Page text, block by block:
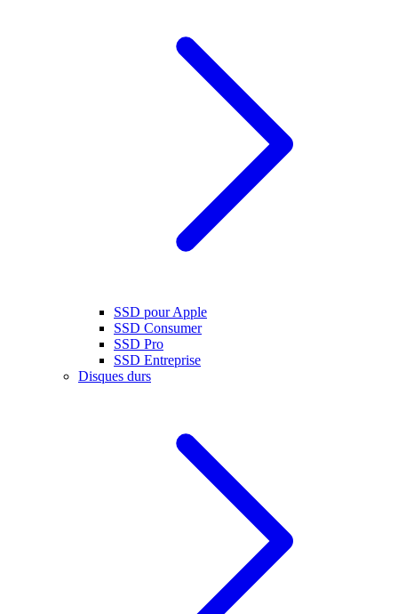
SSD pour Apple
SSD Consumer
SSD Pro
SSD Entreprise
Disques durs